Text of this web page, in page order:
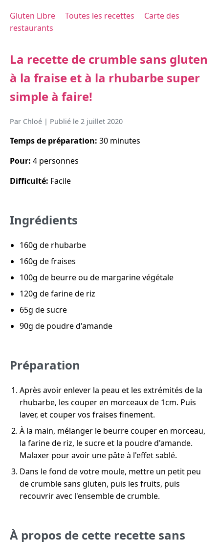
Gluten Libre Toutes les recettes
Carte des
restaurants
La recette de crumble sans gluten
à la fraise et à la rhubarbe super
simple à faire!
Par Chloé | Publié le 2 juillet 2020
Temps de préparation: 30 minutes
Pour: 4 personnes
Difficulté: Facile
Ingrédients
160g de rhubarbe
160g de fraises
100g de beurre ou de margarine végétale
120g de farine de riz
65g de sucre
90g de poudre d'amande
Préparation
Après avoir enlever la peau et les extrémités de la
rhubarbe, les couper en morceaux de 1cm. Puis
laver, et couper vos fraises finement.
À la main, mélanger le beurre couper en morceau,
la farine de riz, le sucre et la poudre d'amande.
Malaxer pour avoir une pâte à l'effet sablé.
Dans le fond de votre moule, mettre un petit peu
de crumble sans gluten, puis les fruits, puis
recouvrir avec l'ensemble de crumble.
À propos de cette recette sans